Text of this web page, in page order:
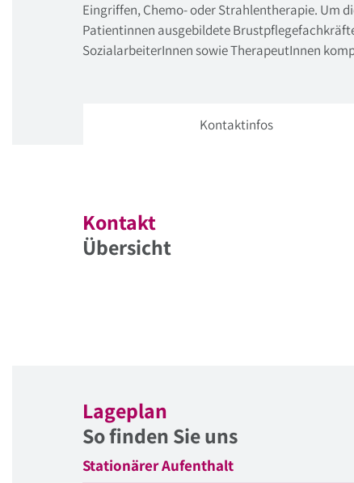
Eingriffen, Chemo- oder Strahlentherapie. Um
Patientinnen ausgebildete
SozialarbeiterInnen sowie TherapeutInnen
Kontaktinfos
Kontakt
Übersicht
Lageplan
So finden Sie uns
Stationärer Aufenthalt